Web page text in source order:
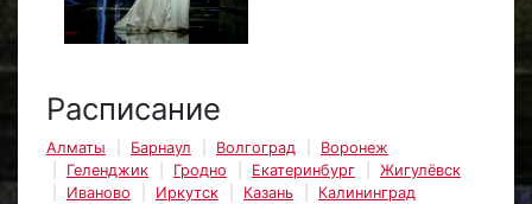
Расписание
Алматы Барнаул Волгоград
Воронеж
Геленджик
Гродно Екатеринбург
Жигулёвск
Иваново
Иркутск Казань
Калининград